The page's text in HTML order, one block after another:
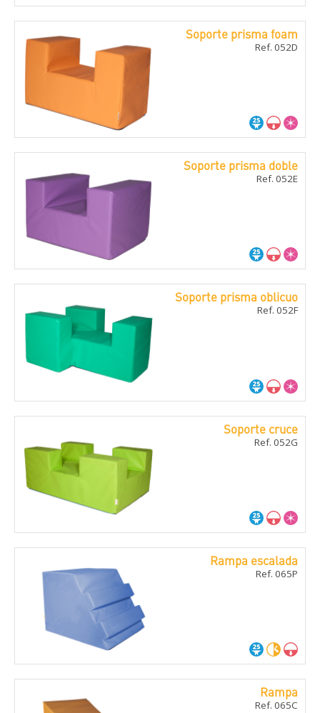
Soporte prisma foam
Ref. 052D
Soporte prisma doble
Ref. 052E
Soporte prisma oblicuo
Ref. 052F
Soporte cruce
Ref. 052G
Rampa escalada
Ref. 065P
Rampa
Ref. 065C